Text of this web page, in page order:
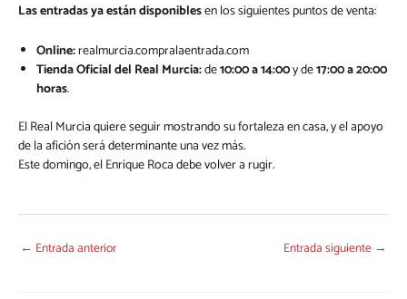
Las entradas ya están disponiblesen los siguientes puntos de venta:
Online:realmurcia.compralaentrada.com
Tienda Oficial del Real Murcia:de10:00 a 14:00y de17:00 a 20:00
horas.
El Real Murcia quiere seguir mostrando su fortaleza en casa, y el apoyo
de la afición será determinante una vez más.
Este domingo, el Enrique Roca debe volver a rugir.
← Entrada anterior Entrada siguiente →